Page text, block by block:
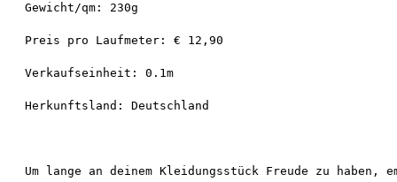
Gewicht/qm: 230g
Preis pro Laufmeter: € 12,90
Verkaufseinheit: 0.1m
Herkunftsland: Deutschland
Um lange an deinem Kleidungsstück Freude zu